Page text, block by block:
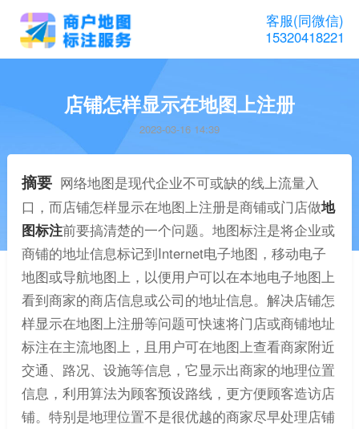
客服(同微信)
15320418221
店铺怎样显示在地图上注册
2023-03-16 14:39
摘要 网络地图是现代企业不可或缺的线上流量入
口，而店铺怎样显示在地图上注册是商铺或门店做地
图标注前要搞清楚的一个问题。地图标注是将企业或
商铺的地址信息标记到Internet电子地图，移动电子
地图或导航地图上，以便用户可以在本地电子地图上
看到商家的商店信息或公司的地址信息。解决店铺怎
样显示在地图上注册等问题可快速将门店或商铺地址
标注在主流地图上，且用户可在地图上查看商家附近
交通、路况、设施等信息，它显示出商家的地理位置
信息，利用算法为顾客预设路线，更方便顾客造访店
铺。特别是地理位置不是很优越的商家尽早处理店铺